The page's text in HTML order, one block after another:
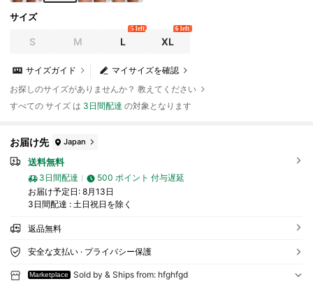
サイズ
S M L
5 left
XL
6 left
マイサイズを確認
サイズガイド
お探しのサイズがありませんか？ 教えてください
すべての サイズ は 3日間配達 の対象となります
お届け先 Japan
送料無料
3日間配達
500 ポイント 付与遅延
お届け予定日: 8月13日
3日間配達 : 土日祝日を除く
返品無料
安全な支払い · プライバシー保護
Marketplace Sold by & Ships from: hfghfgd